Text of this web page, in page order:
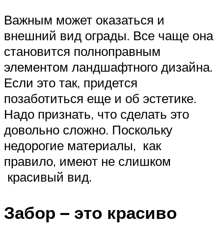
Важным может оказаться и
внешний вид ограды. Все чаще она
становится полноправным
элементом ландшафтного дизайна.
Если это так, придется
позаботиться еще и об эстетике.
Надо признать, что сделать это
довольно сложно. Поскольку
недорогие материалы, как
правило, имеют не слишком
красивый вид.
Забор – это красиво